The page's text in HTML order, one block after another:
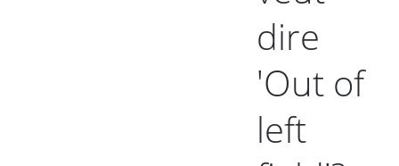
dire
'Out of
left